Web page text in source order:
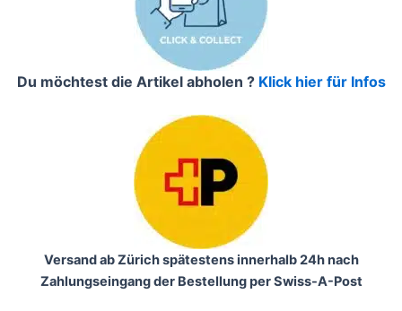
Du möchtest die Artikel abholen ? Klick hier für Infos
Versand ab Zürich spätestens innerhalb 24h nach
Zahlungseingang der Bestellung per Swiss-A-Post